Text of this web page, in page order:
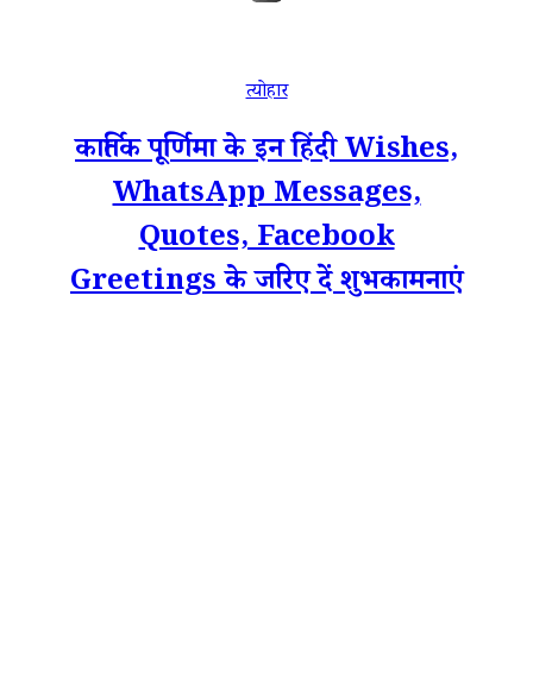
त्योहार
कार्तिक पूर्णिमा के इन हिंदी Wishes,
WhatsApp Messages,
Quotes, Facebook
Greetings के जरिए दें शुभकामनाएं